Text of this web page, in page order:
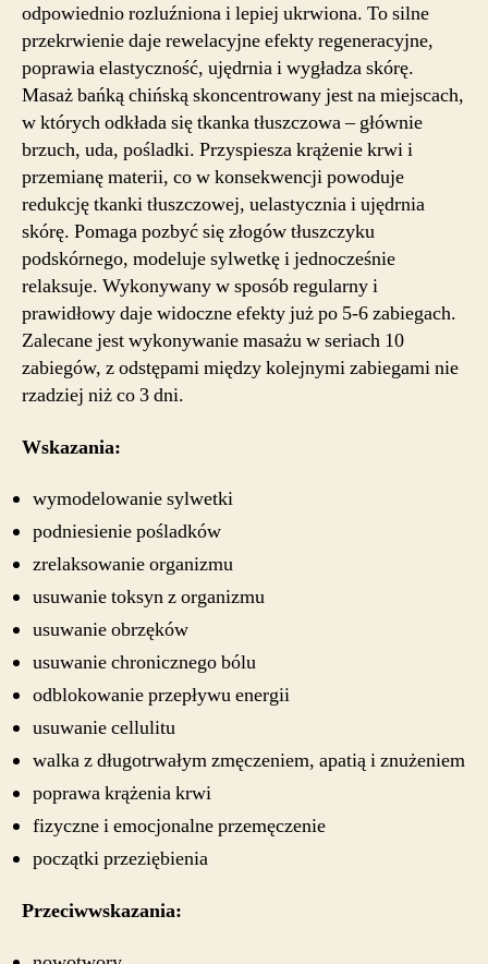
odpowiednio rozluźniona i lepiej ukrwiona. To silne
przekrwienie daje rewelacyjne efekty regeneracyjne,
poprawia elastyczność, ujędrnia i wygładza skórę.
Masaż bańką chińską skoncentrowany jest na miejscach,
w których odkłada się tkanka tłuszczowa – głównie
brzuch, uda, pośladki. Przyspiesza krążenie krwi i
przemianę materii, co w konsekwencji powoduje
redukcję tkanki tłuszczowej, uelastycznia i ujędrnia
skórę. Pomaga pozbyć się złogów tłuszczyku
podskórnego, modeluje sylwetkę i jednocześnie
relaksuje. Wykonywany w sposób regularny i
prawidłowy daje widoczne efekty już po 5-6 zabiegach.
Zalecane jest wykonywanie masażu w seriach 10
zabiegów, z odstępami między kolejnymi zabiegami nie
rzadziej niż co 3 dni.
Wskazania:
wymodelowanie sylwetki
podniesienie pośladków
zrelaksowanie organizmu
usuwanie toksyn z organizmu
usuwanie obrzęków
usuwanie chronicznego bólu
odblokowanie przepływu energii
usuwanie cellulitu
walka z długotrwałym zmęczeniem, apatią i znużeniem
poprawa krążenia krwi
fizyczne i emocjonalne przemęczenie
początki przeziębienia
Przeciwwskazania: